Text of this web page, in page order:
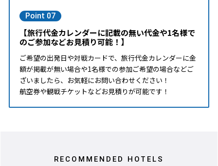
Point 07
【旅行代金カレンダーに記載の無い代金や1名様で
のご参加などお見積り可能！】
ご希望の出発日や対戦カードで、旅行代金カレンダーに金
額が掲載が無い場合や1名様での参加ご希望の場合などご
ざいましたら、お気軽にお問い合わせください！
航空券や観戦チケットなどお見積りが可能です！
RECOMMENDED HOTELS